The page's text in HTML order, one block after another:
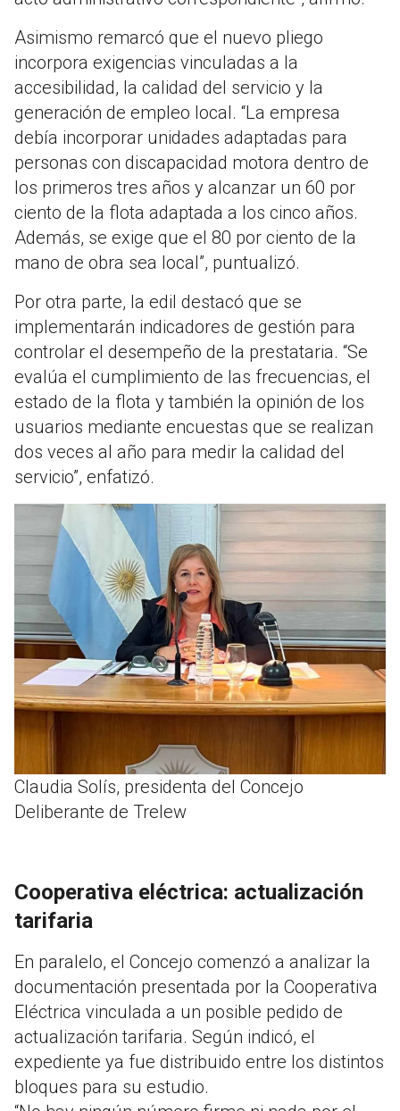
Asimismo remarcó que el nuevo pliego
incorpora exigencias vinculadas a la
accesibilidad, la calidad del servicio y la
generación de empleo local. “La empresa
debía incorporar unidades adaptadas para
personas con discapacidad motora dentro de
los primeros tres años y alcanzar un 60 por
ciento de la flota adaptada a los cinco años.
Además, se exige que el 80 por ciento de la
mano de obra sea local”, puntualizó.
Por otra parte, la edil destacó que se
implementarán indicadores de gestión para
controlar el desempeño de la prestataria. “Se
evalúa el cumplimiento de las frecuencias, el
estado de la flota y también la opinión de los
usuarios mediante encuestas que se realizan
dos veces al año para medir la calidad del
servicio”, enfatizó.
Claudia Solís, presidenta del Concejo
Deliberante de Trelew
Cooperativa eléctrica: actualización
tarifaria
En paralelo, el Concejo comenzó a analizar la
documentación presentada por la Cooperativa
Eléctrica vinculada a un posible pedido de
actualización tarifaria. Según indicó, el
expediente ya fue distribuido entre los distintos
bloques para su estudio.